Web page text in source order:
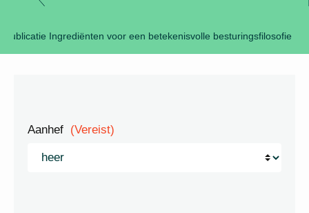
publicatie Ingrediënten voor een betekenisvolle besturingsfilosofie
Aanhef (Vereist)